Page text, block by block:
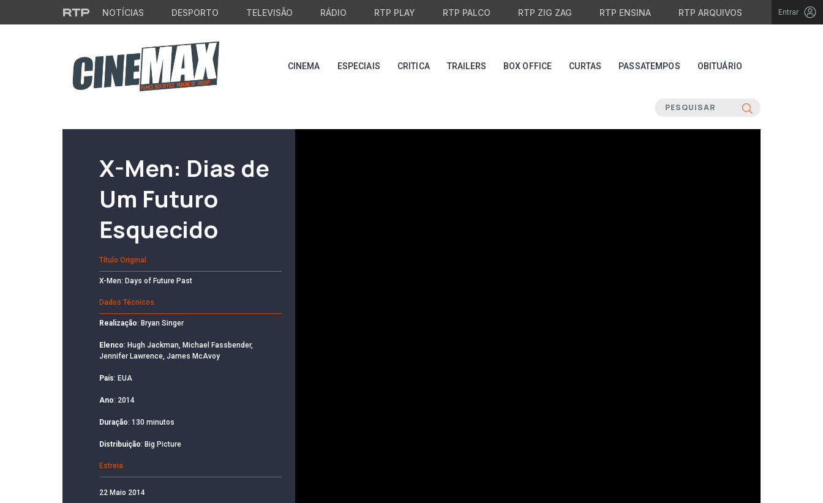
Saltar para o conteúdo principal
NOTÍCIAS DESPORTO TELEVISÃO RÁDIO RTP PLAY RTP PALCO RTP ZIG ZAG RTP ENSINA RTP ARQUIVOS Entrar
CINEMA ESPECIAIS CRITICA TRAILERS BOX OFFICE CURTAS PASSATEMPOS OBITUÁRIO
X-Men: Dias de
Um Futuro
Esquecido
Título Original
X-Men: Days of Future Past
Dados Técnicos
Realização: Bryan Singer
Elenco: Hugh Jackman, Michael Fassbender,
Jennifer Lawrence, James McAvoy
País: EUA
Ano: 2014
Duração: 130 minutos
Distribuição: Big Picture
Estreia
22 Maio 2014